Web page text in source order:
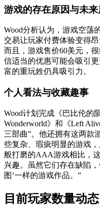
游戏的存在原因与未来
Wood分析认为，游戏空荡
交易让玩家付费体验变得
而且，游戏售价60美元，
信适当的优惠可能会吸引
富的重玩姓仍具吸引力。
个人看法与收藏趣事
Wood计划完成《巴比伦的
Wonderworld》和《Left
三部曲”。他还拥有这两款
些复杂、瑕疵明显的游戏
般打磨的AAA游戏相比，
兴趣。虽然它们存在缺陷
图’一样的游戏作品。”
目前玩家数量动态